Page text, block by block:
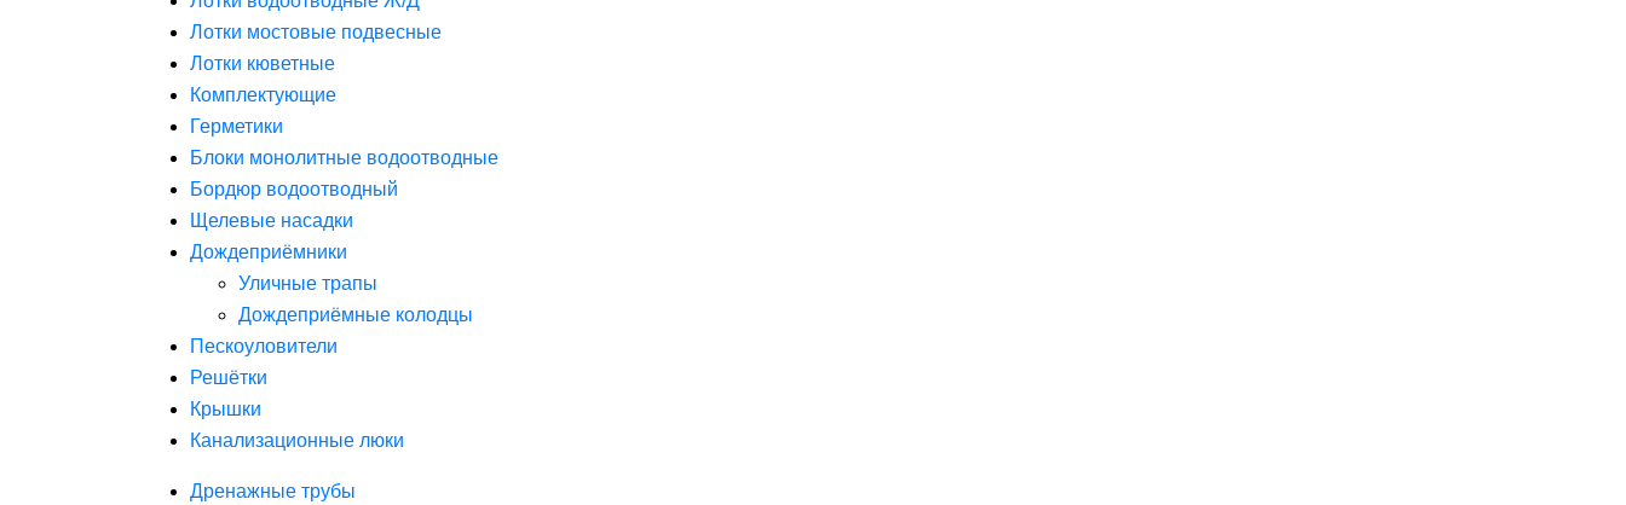
Лотки мостовые подвесные
Лотки кюветные
Комплектующие
Герметики
Блоки монолитные водоотводные
Бордюр водоотводный
Щелевые насадки
Дождеприёмники
Уличные трапы
Дождеприёмные колодцы
Пескоуловители
Решётки
Крышки
Канализационные люки
Дренажные трубы